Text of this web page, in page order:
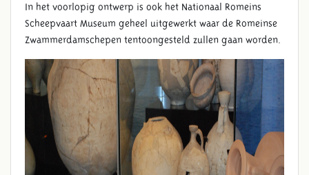
In het voorlopig ontwerp is ook het Nationaal Romeins
Scheepvaart Museum geheel uitgewerkt waar de Romeinse
Zwammerdamschepen tentoongesteld zullen gaan worden.